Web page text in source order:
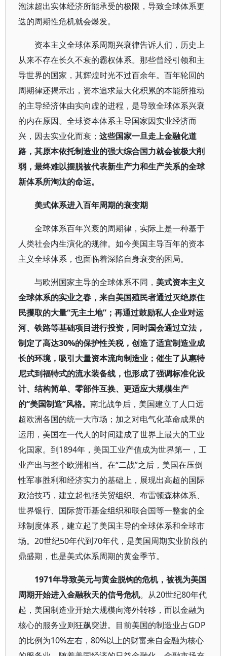
泡沫超出实体经济所能承受的极限，导致全球体系更
迭的周期性危机就会爆发。
资本主义全球体系周期兴衰律告诉人们，历史上
从来不存在长久不衰的霸权体系。那些曾经引领和主
导世界的国家，其辉煌时光不过百余年。百年轮回的
周期律还揭示出，资本追求最大化积累的本能所推动
的主导经济体由实向虚的进程，是导致全球体系兴衰
的内在原因。全球资本体系主导国家因实业经济而
兴，因去实业化而衰； 这些国家一旦走上金融化道
路，其原本依托制造业的强大综合国力就会被极大削
弱，最终难以摆脱被代表新生产力和生产关系的全球
新体系所淘汰的命运。
美式体系进入百年周期的衰变期
全球体系百年兴衰的周期律，实际上是一种基于
人类社会内生演化的规律。如今美国主导百年的资本
主义全球体系，也面临着深陷自身衰变的困局。
与欧洲国家主导的全球体系不同， 美式资本主义
全球体系的实业之春，来自美国殖民者通过灭绝原住
民攫取的大量“无主土地”；再通过鼓励私人企业对运
河、铁路等基础项目进行投资，同时国会通过立法，
制定了高达30%的保护性关税，创造了适宜制造业成
长的环境，吸引大量资本流向制造业；催生了从惠特
尼式到福特式的流水装备线，也形成了强调标准化设
计、结构简单、零部件互换、更适应大规模生产
的“美国制造”风格。 南北战争后，美国建立了人口远
超欧洲各国的统一大市场；加之对电气化革命成果的
运用，美国在一代人的时间建成了世界上最大的工业
化国家。到1894年，美国工业产值成为世界第一，工
业产出与整个欧洲相当。在“二战”之后，美国在压倒
性军事胜利和经济实力的基础上，展现出高超的国际
政治技巧，建立起包括关贸组织、布雷顿森林体系、
世界银行、国际货币基金组织和联合国等一整套的全
球制度体系，建立起了美国主导的全球体系和全球市
场。20世纪50年代到70年代，是美国周期实业阶段的
鼎盛期，也是美式体系周期的黄金季节。
1971年导致美元与黄金脱钩的危机，被视为美国
周期开始进入金融秋天的信号危机。从20世纪80年代
起，美国制造业开始大规模向海外转移，而以金融为
核心的服务业则狂飙突进。目前美国的制造业占GDP
的比例为10%左右，80%以上的财富来自金融为核心